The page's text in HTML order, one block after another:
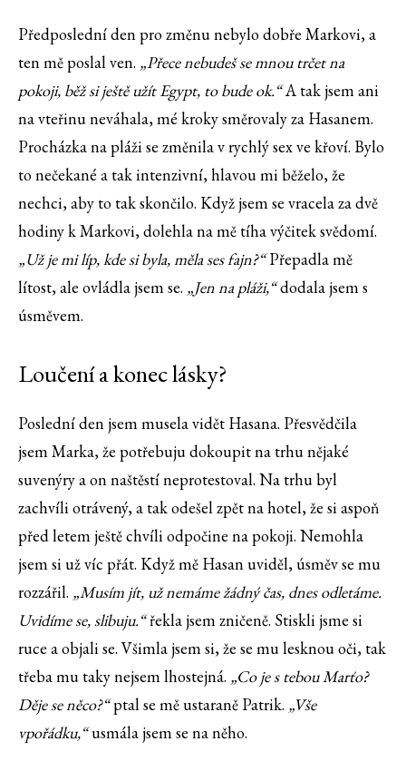
Předposlední den pro změnu nebylo dobře Markovi, a
ten mě poslal ven. „Přece nebudeš se mnou trčet na
pokoji, běž si ještě užít Egypt, to bude ok.“A tak jsem ani
na vteřinu neváhala, mé kroky směrovaly za Hasanem.
Procházka na pláži se změnila v rychlý sex ve křoví. Bylo
to nečekané a tak intenzivní, hlavou mi běželo, že
nechci, aby to tak skončilo. Když jsem se vracela za dvě
hodiny k Markovi, dolehla na mě tíha výčitek svědomí.
„Už je mi líp, kde si byla, měla ses fajn?“Přepadla mě
lítost, ale ovládla jsem se. „Jen na pláži,“dodala jsem s
úsměvem.
Loučení a konec lásky?
Poslední den jsem musela vidět Hasana. Přesvědčila
jsem Marka, že potřebuju dokoupit na trhu nějaké
suvenýry a on naštěstí neprotestoval. Na trhu byl
zachvíli otrávený, a tak odešel zpět na hotel, že si aspoň
před letem ještě chvíli odpočine na pokoji. Nemohla
jsem si už víc přát. Když mě Hasan uviděl, úsměv se mu
rozzářil. „Musím jít, už nemáme žádný čas, dnes odletáme.
Uvidíme se, slibuju.“řekla jsem zničeně. Stiskli jsme si
ruce a objali se. Všimla jsem si, že se mu lesknou oči, tak
třeba mu taky nejsem lhostejná. „Co je s tebou Marťo?
Děje se něco?“ptal se mě ustaraně Patrik. „Vše
vpořádku,“usmála jsem se na něho.